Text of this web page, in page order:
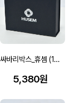
싸바리박스_휴셈 (175*125*50mm)
5,380원